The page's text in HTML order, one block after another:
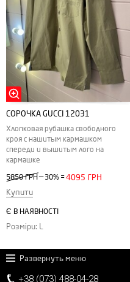
+38 (073) 488-04-28
СОРОЧКА GUCCI 12031
Хлопковая рубашка свободного
кроя с нашитым кармашком
спереди и вышитым лого на
кармашке
5850 ГРН— 30% =4095 ГРН
Купити
Є В НАЯВНОСТІ
Розміри: L
Развернуть меню